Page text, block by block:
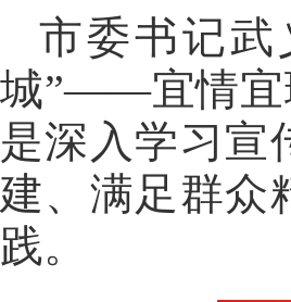
市委书记
城”——宜情宜
是深入学习宣
建、满足群众
践。